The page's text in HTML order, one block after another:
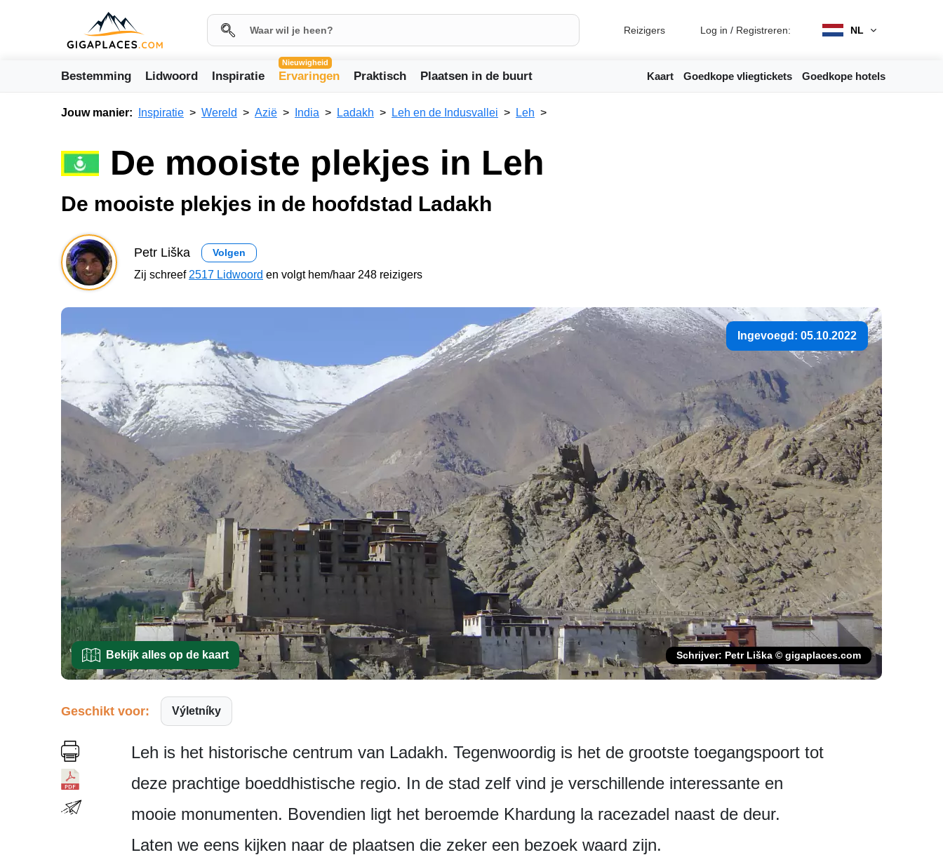
Reizigers Log in / Registreren: NL
Bestemming Lidwoord Inspiratie
Nieuwigheid
Ervaringen Praktisch Plaatsen in de buurt Kaart Goedkope vliegtickets Goedkope hotels
Jouw manier: Inspiratie Wereld Azië India Ladakh Leh en de Indusvallei Leh
De mooiste plekjes in Leh
De mooiste plekjes in de hoofdstad Ladakh
Petr Liška Volgen
Zij schreef 2517 Lidwoord en volgt hem/haar 248 reizigers
Ingevoegd: 05.10.2022
Bekijk alles op de kaart Schrijver: Petr Liška © gigaplaces.com
Geschikt voor: Výletníky
Leh is het historische centrum van Ladakh. Tegenwoordig is het de grootste toegangspoort tot
deze prachtige boeddhistische regio. In de stad zelf vind je verschillende interessante en
mooie monumenten. Bovendien ligt het beroemde Khardung la racezadel naast de deur.
Laten we eens kijken naar de plaatsen die zeker een bezoek waard zijn.